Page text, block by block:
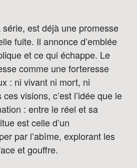
est déjà une promesse
fuite. Il annonce d’emblée
et ce qui échappe. Le
comme une forteresse
: ni vivant ni mort, ni
visions, c’est l’idée que le
: entre le réel et sa
est celle d’un
par l’abîme, explorant les
et gouffre.